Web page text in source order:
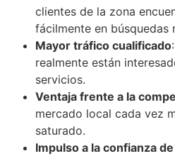
clientes de la zona
fácilmente en búsquedas
Mayor tráfico cualificado
realmente están
servicios.
Ventaja frente a la
mercado local cada vez
saturado.
Impulso a la confianza